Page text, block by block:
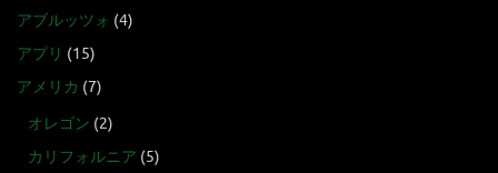
アブルッツォ (4)
アプリ (15)
アメリカ (7)
オレゴン (2)
カリフォルニア (5)